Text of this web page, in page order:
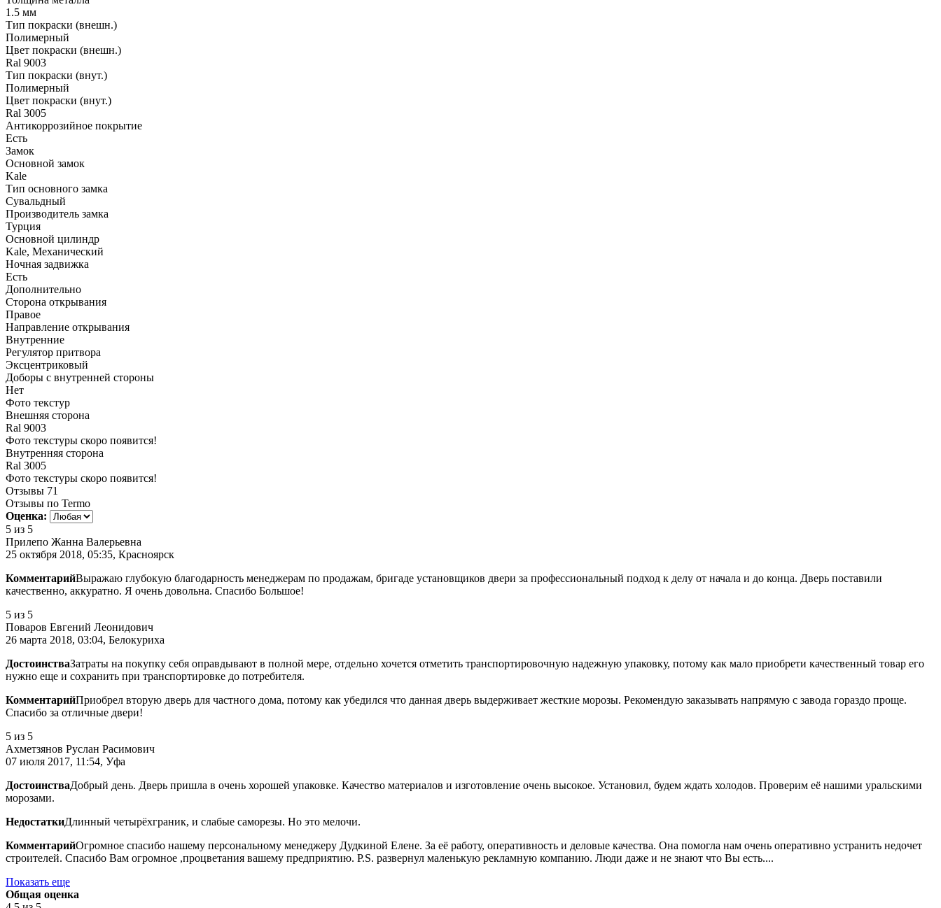
1.5 мм
Тип покраски (внешн.)
Полимерный
Цвет покраски (внешн.)
Ral 9003
Тип покраски (внут.)
Полимерный
Цвет покраски (внут.)
Ral 3005
Антикоррозийное покрытие
Есть
Замок
Основной замок
Kale
Тип основного замка
Сувальдный
Производитель замка
Турция
Основной цилиндр
Kale, Механический
Ночная задвижка
Есть
Дополнительно
Сторона открывания
Правое
Направление открывания
Внутренние
Регулятор притвора
Эксцентриковый
Доборы с внутренней стороны
Нет
Фото текстур
Внешняя сторона
Ral 9003
Фото текстуры скоро появится!
Внутренняя сторона
Ral 3005
Фото текстуры скоро появится!
Отзывы 71
Отзывы по Termo
Оценка:
5 из 5
Прилепо Жанна Валерьевна
25 октября 2018, 05:35, Красноярск
КомментарийВыражаю глубокую благодарность менеджерам по продажам, бригаде установщиков двери за профессиональный подход к делу от начала и до конца. Дверь поставили
качественно, аккуратно. Я очень довольна. Спасибо Большое!
5 из 5
Поваров Евгений Леонидович
26 марта 2018, 03:04, Белокуриха
ДостоинстваЗатраты на покупку себя оправдывают в полной мере, отдельно хочется отметить транспортировочную надежную упаковку, потому как мало приобрети качественный товар его
нужно еще и сохранить при транспортировке до потребителя.
КомментарийПриобрел вторую дверь для частного дома, потому как убедился что данная дверь выдерживает жесткие морозы. Рекомендую заказывать напрямую с завода гораздо проще.
Спасибо за отличные двери!
5 из 5
Ахметзянов Руслан Расимович
07 июля 2017, 11:54, Уфа
ДостоинстваДобрый день. Дверь пришла в очень хорошей упаковке. Качество материалов и изготовление очень высокое. Установил, будем ждать холодов. Проверим её нашими уральскими
морозами.
НедостаткиДлинный четырёхграник, и слабые саморезы. Но это мелочи.
КомментарийОгромное спасибо нашему персональному менеджеру Дудкиной Елене. За её работу, оперативность и деловые качества. Она помогла нам очень оперативно устранить недочет
строителей. Спасибо Вам огромное ,процветания вашему предприятию. P.S. развернул маленькую рекламную компанию. Люди даже и не знают что Вы есть....
Показать еще
Общая оценка